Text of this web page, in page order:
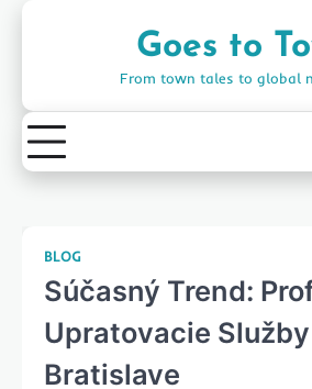
Goes to
From town tales to global
BLOG
Súčasný Trend:
Upratovacie
Bratislave